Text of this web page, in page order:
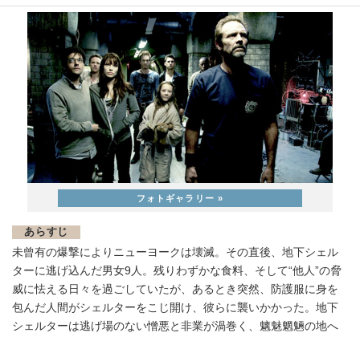
あらすじ
未曾有の爆撃によりニューヨークは壊滅。その直後、地下シェル
ターに逃げ込んだ男女9人。残りわずかな食料、そして“他人”の脅
威に怯える日々を過ごしていたが、あるとき突然、防護服に身を
包んだ人間がシェルターをこじ開け、彼らに襲いかかった。地下
シェルターは逃げ場のない憎悪と非業が渦巻く、魑魅魍魎の地へ